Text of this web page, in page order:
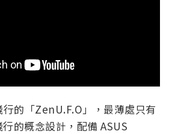
的「ZenU.F.O」，最薄處只有
的概念設計，配備 ASUS